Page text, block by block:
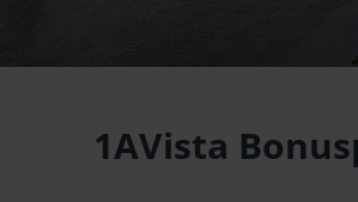
1AVista